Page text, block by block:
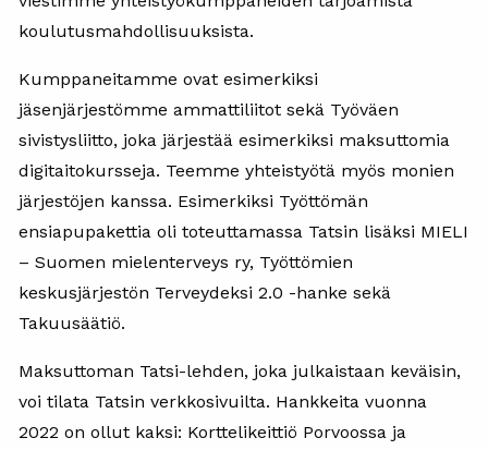
koulutusmahdollisuuksista.
Kumppaneitamme ovat esimerkiksi
jäsenjärjestömme ammattiliitot sekä Työväen
sivistysliitto, joka järjestää esimerkiksi maksuttomia
digitaitokursseja. Teemme yhteistyötä myös monien
järjestöjen kanssa. Esimerkiksi Työttömän
ensiapupakettia oli toteuttamassa Tatsin lisäksi MIELI
– Suomen mielenterveys ry, Työttömien
keskusjärjestön Terveydeksi 2.0 -hanke sekä
Takuusäätiö.
Maksuttoman Tatsi-lehden, joka julkaistaan keväisin,
voi tilata Tatsin verkkosivuilta. Hankkeita vuonna
2022 on ollut kaksi: Korttelikeittiö Porvoossa ja